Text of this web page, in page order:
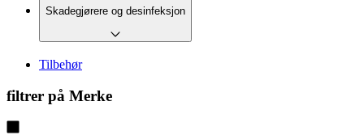
Skadegjørere og desinfeksjon
Tilbehør
filtrer på Merke